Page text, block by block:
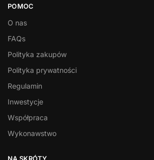
POMOC
O nas
FAQs
Polityka zakupów
Polityka prywatności
Regulamin
Inwestycje
Współpraca
Wykonawstwo